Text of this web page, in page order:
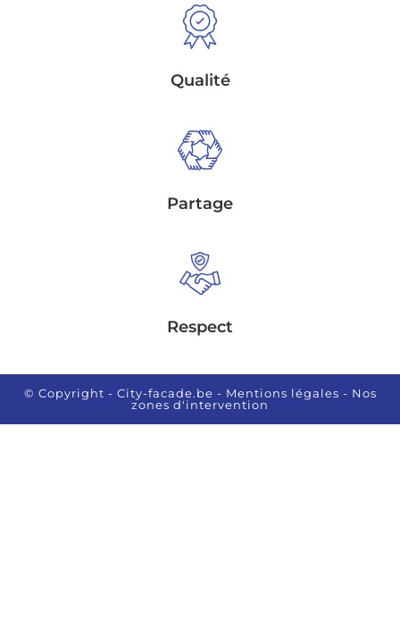
Qualité
Partage
Respect
© Copyright - City-facade.be - Mentions légales - Nos
zones d'intervention